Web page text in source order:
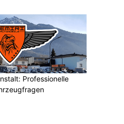
Professionelle